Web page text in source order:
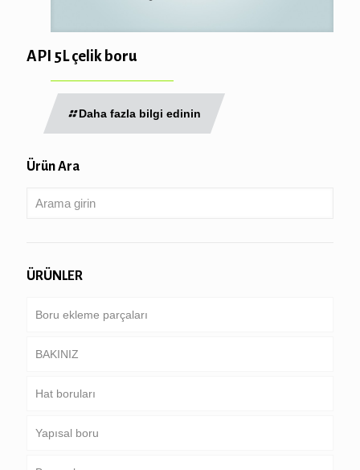
API 5L çelik boru
Daha fazla bilgi edinin
Ürün Ara
ÜRÜNLER
Boru ekleme parçaları
BAKINIZ
Boru & kasa
Sondaj borusu
Hat boruları
Ortak boru hattı
Yapısal boru